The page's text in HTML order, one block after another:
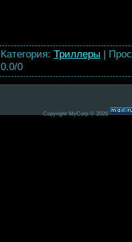
Категория: Триллеры |
0.0/0
Copyright MyCorp © 2026